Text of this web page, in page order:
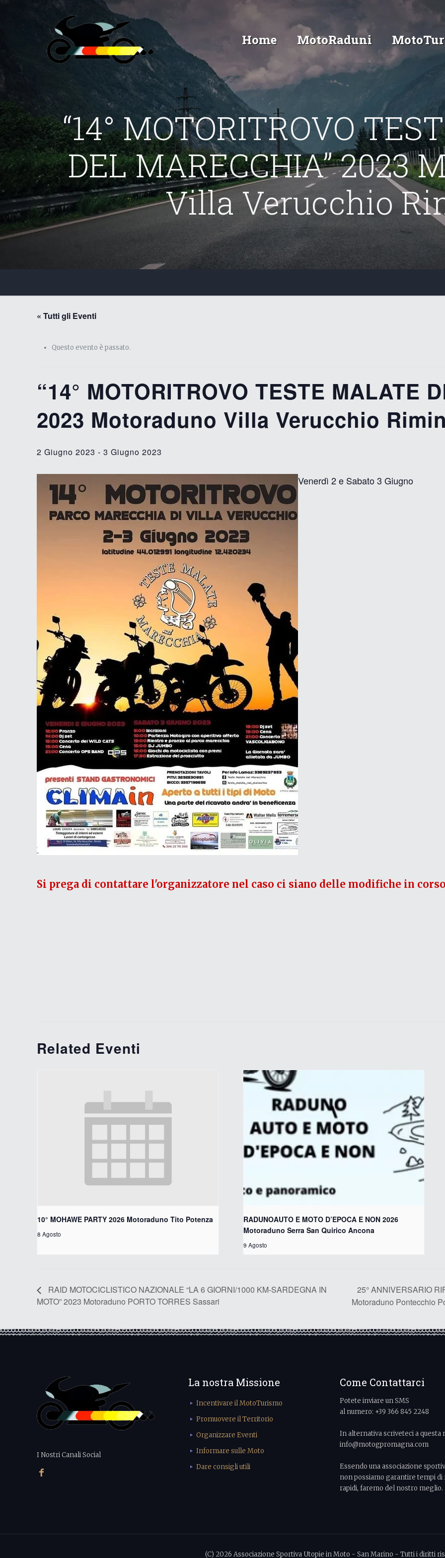
Home MotoRaduni
“14° MOTORITROVO
DEL MARECCHIA” 2023
Villa Verucchio
« Tutti gli Eventi
Questo evento è passato.
“14° MOTORITROVO TESTE MALATE
2023 Motoraduno Villa Verucchio
2 Giugno 2023 -3 Giugno 2023
Venerdì 2 e Sabato 3 Giugno
Related Eventi
10° MOHAWE PARTY 2026 Motoraduno Tito Potenza
8 Agosto
RADUNOAUTO E MOTO D’EPOCA E NON 2026
Motoraduno Serra San Quirico Ancona
9 Agosto
Si prega di contattare l'organizzatore nel caso ci siano delle modifiche in
RAID MOTOCICLISTICO NAZIONALE “LA 6 GIORNI/1000 KM-SARDEGNA IN
MOTO” 2023 Motoraduno PORTO TORRES Sassari
25° ANNIVERSARIO
Motoraduno Pontecchio
I Nostri Canali Social
La nostra Missione
Incentivare il MotoTurismo
Promuovere il Territorio
Organizzare Eventi
Informare sulle Moto
Dare consigli utili
Come Contattarci
Potete inviare un SMS
al numero: +39 366 845 2248
In alternativa scriveteci a questa
info@motogpromagna.com
Essendo una associazione
non possiamo garantire tempi di
rapidi, faremo del nostro meglio.
(C) 2026 Associazione Sportiva Utopie in Moto - San Marino - Tutti i diritti